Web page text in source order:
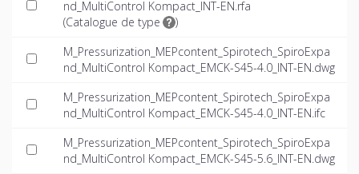
nd_MultiControl Kompact_INT-EN.rfa
(Catalogue de type
)
M_Pressurization_MEPcontent_Spirotech_SpiroExpa
nd_MultiControl Kompact_EMCK-S45-4.0_INT-EN.dwg
M_Pressurization_MEPcontent_Spirotech_SpiroExpa
nd_MultiControl Kompact_EMCK-S45-4.0_INT-EN.ifc
M_Pressurization_MEPcontent_Spirotech_SpiroExpa
nd_MultiControl Kompact_EMCK-S45-5.6_INT-EN.dwg